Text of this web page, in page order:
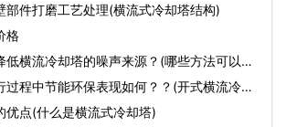
部件打磨工艺处理(横流式冷却塔结构)
格
低横流冷却塔的噪声来源？(哪些方法可以降
过程中节能环保表现如何？？(开式横流冷却
优点(什么是横流式冷却塔)